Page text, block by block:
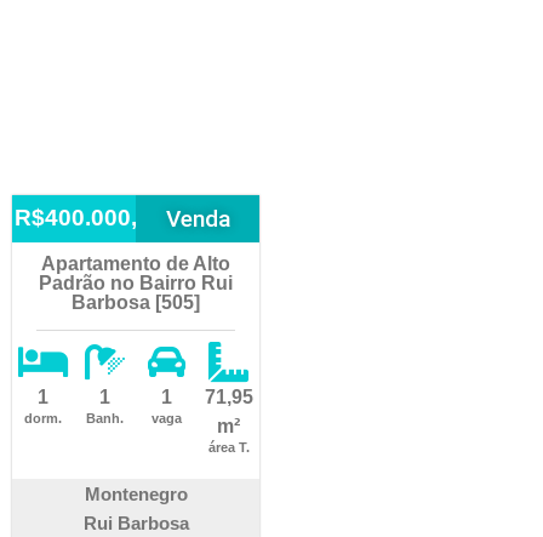
R$400.000,00 Venda
Apartamento de Alto
Padrão no Bairro Rui
Barbosa [505]
1
dorm.
1
Banh.
1
vaga
71,95
m²
área T.
Montenegro
Rui Barbosa